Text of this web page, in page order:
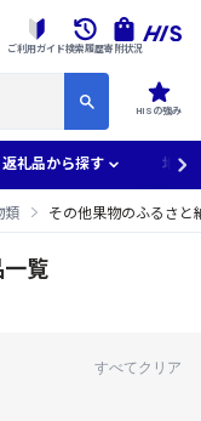
HISの強み
ご利用ガイド検索履歴寄附状況
返礼品から探す 地域
類 その他果物のふるさと
一覧
すべてクリア